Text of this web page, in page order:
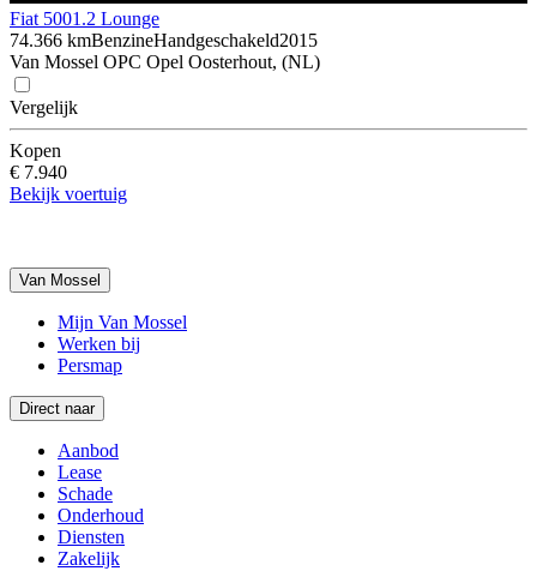
Fiat 5001.2 Lounge
74.366 kmBenzineHandgeschakeld2015
Van Mossel OPC Opel Oosterhout, (NL)
Vergelijk
Kopen
€ 7.940
Bekijk voertuig
Van Mossel
Mijn Van Mossel
Werken bij
Persmap
Direct naar
Aanbod
Lease
Schade
Onderhoud
Diensten
Zakelijk